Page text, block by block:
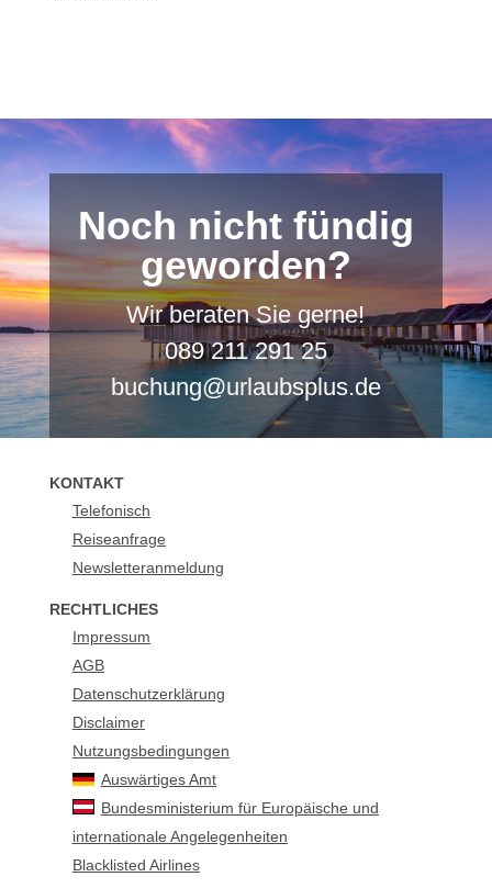
Noch nicht fündig
geworden?
Wir beraten Sie gerne!
089 211 291 25
buchung@urlaubsplus.de
KONTAKT
Telefonisch
Reiseanfrage
Newsletteranmeldung
RECHTLICHES
Impressum
AGB
Datenschutzerklärung
Disclaimer
Nutzungsbedingungen
Auswärtiges Amt
Bundesministerium für Europäische und
internationale Angelegenheiten
Blacklisted Airlines